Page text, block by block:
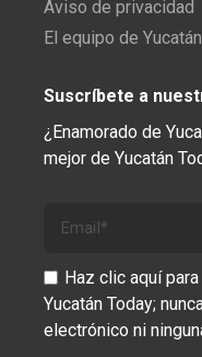
Aviso de privacidad
El equipo de
Suscríbete a
¿Enamorado de
mejor de Yucatán
Haz clic aquí
Yucatán Today;
electrónico ni